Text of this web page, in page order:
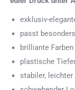
exklusiv-
passt
brilliante
plastische
stabiler,